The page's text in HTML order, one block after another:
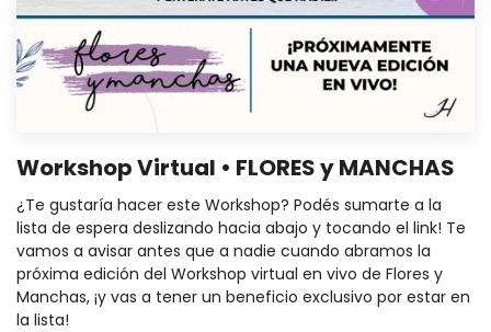
Workshop Virtual • FLORES y MANCHAS
¿Te gustaría hacer este Workshop? Podés sumarte a la
lista de espera deslizando hacia abajo y tocando el link! Te
vamos a avisar antes que a nadie cuando abramos la
próxima edición del Workshop virtual en vivo de Flores y
Manchas, ¡y vas a tener un beneficio exclusivo por estar en
la lista!